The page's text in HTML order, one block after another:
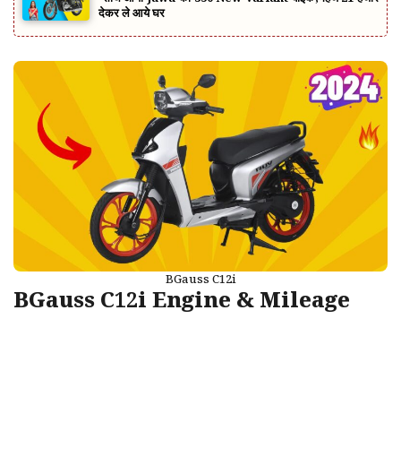
देकर ले आये घर
BGauss C12i
BGauss C12i Engine & Mileage